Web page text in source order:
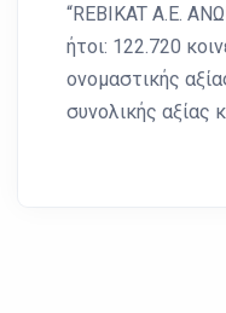
“REBIKAT Α.Ε.
ήτοι: 122.720
ονομαστικής
συνολικής αξίας